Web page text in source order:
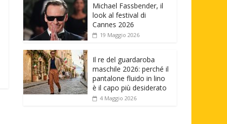
Michael Fassbender, il
look al festival di
Cannes 2026
19 Maggio 2026
Il re del guardaroba
maschile 2026: perché il
pantalone fluido in lino
è il capo più desiderato
4 Maggio 2026